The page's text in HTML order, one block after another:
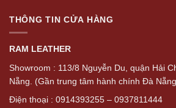
THÔNG TIN CỬA HÀNG
RAM LEATHER
Showroom : 113/8 Nguyễn Du, quận Hải
Nẵng. (Gần trung tâm hành chính Đà
Điện thoại : 0914393255 – 0937811444